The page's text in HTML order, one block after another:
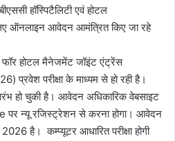
हॉस्पिटैलिटी एवं होटल
ऑनलाइन आवेदन आमंत्रित किए जा रहे
होटल मैनेजमेंट जॉइंट एंट्रेंस
प्रवेश परीक्षा के माध्यम से हो रही है।
हो चुकी है। आवेदन अधिकारिक वेबसाइट
न्यू रजिस्ट्रेशन से करना होगा। आवेदन
है। कम्प्यूटर आधारित परीक्षा होगी